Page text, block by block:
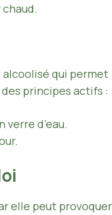
qui permet
principes actifs :
verre d’eau.
elle peut provoquer